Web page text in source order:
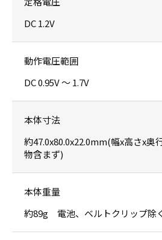
DC 1.2V
動作電圧範囲
DC 0.95V ～ 1.7V
本体寸法
約47.0x80.0x22.0mm(幅x高さx
物含まず)
本体重量
約89g 電池、ベルトクリップ除